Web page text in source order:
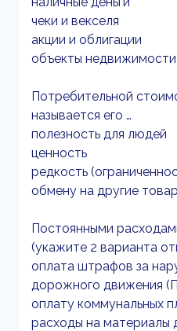
чеки и векселя
акции и облигации
объекты недвижимости
Потребительной
называется его …
полезность для людей
ценность
редкость
обмену на другие
Постоянными
(укажите 2 варианта
оплата штрафов за
дорожного движения
оплату коммунальных
расходы на материалы